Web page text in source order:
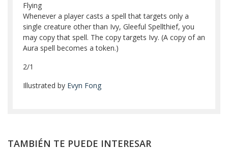
Flying
Whenever a player casts a spell that targets only a
single creature other than Ivy, Gleeful Spellthief, you
may copy that spell. The copy targets Ivy. (A copy of an
Aura spell becomes a token.)
2/1
Illustrated by Evyn Fong
TAMBIÉN TE PUEDE INTERESAR